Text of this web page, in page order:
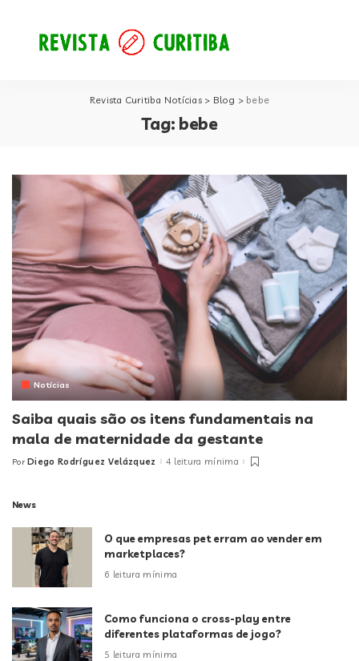
Revista Curitiba Notícias> Blog > bebe
Tag: bebe
Notícias
Saiba quais são os itens fundamentais na
mala de maternidade da gestante
Posted
Por Diego Rodríguez Velázquez 4 leitura mínima
News
O que empresas pet erram ao vender em
marketplaces?
6 leitura mínima
Como funciona o cross-play entre
diferentes plataformas de jogo?
5 leitura mínima